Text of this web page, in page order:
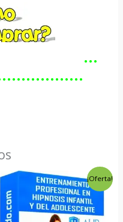
¡Oferta!
El
precio
original
era:
$297.00.
El
precio
actual
es:
$9.00.